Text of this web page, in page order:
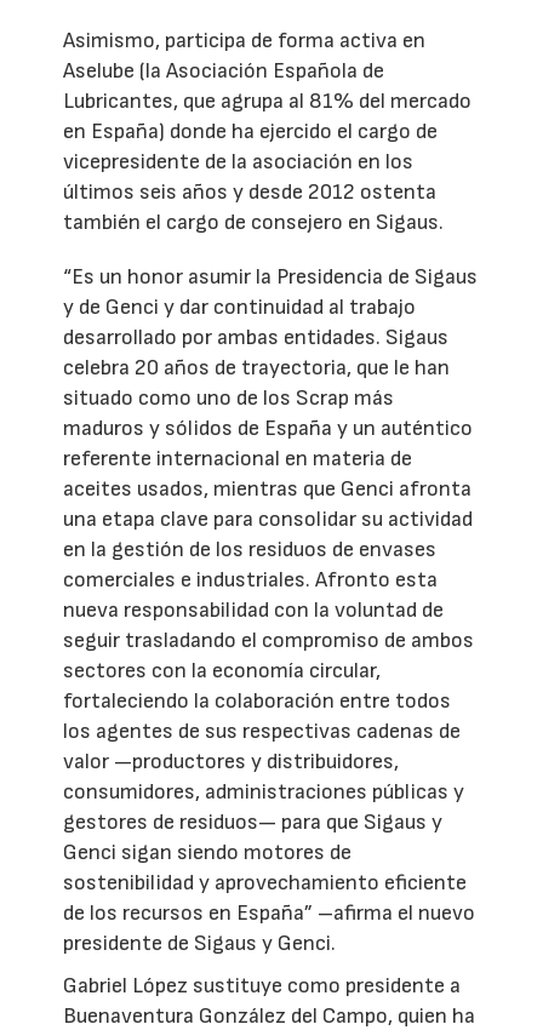
Asimismo, participa de forma activa en
Aselube (la Asociación Española de
Lubricantes, que agrupa al 81% del mercado
en España) donde ha ejercido el cargo de
vicepresidente de la asociación en los
últimos seis años y desde 2012 ostenta
también el cargo de consejero en Sigaus.
“Es un honor asumir la Presidencia de Sigaus
y de Genci y dar continuidad al trabajo
desarrollado por ambas entidades. Sigaus
celebra 20 años de trayectoria, que le han
situado como uno de los Scrap más
maduros y sólidos de España y un auténtico
referente internacional en materia de
aceites usados, mientras que Genci afronta
una etapa clave para consolidar su actividad
en la gestión de los residuos de envases
comerciales e industriales. Afronto esta
nueva responsabilidad con la voluntad de
seguir trasladando el compromiso de ambos
sectores con la economía circular,
fortaleciendo la colaboración entre todos
los agentes de sus respectivas cadenas de
valor —productores y distribuidores,
consumidores, administraciones públicas y
gestores de residuos— para que Sigaus y
Genci sigan siendo motores de
sostenibilidad y aprovechamiento eficiente
de los recursos en España” –afirma el nuevo
presidente de Sigaus y Genci.
Gabriel López sustituye como presidente a
Buenaventura González del Campo, quien ha